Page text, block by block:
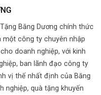
Băng Dương chính thức
công ty chuyên nhập
doanh nghiệp, với kinh
ban lãnh đạo công ty
vị thế nhất định của Băng
nghiệp, quà tặng khuyến